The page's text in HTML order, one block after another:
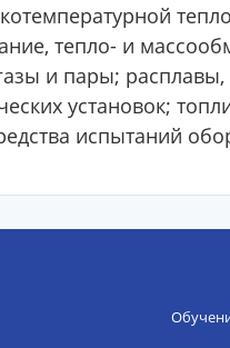
тепло- и
и пары;
установок;
испытаний